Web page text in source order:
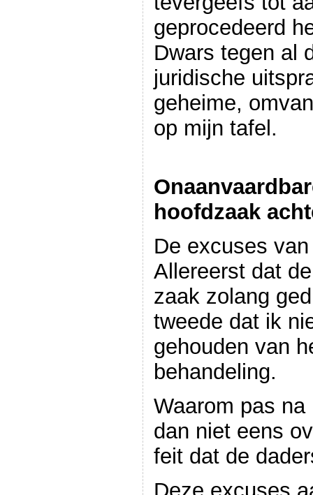
geprocedeerd
Dwars tegen al
juridische
geheime,
op mijn tafel.
hoofdzaak
De excuses
Allereerst dat
zaak zolang
tweede dat ik
gehouden van
behandeling.
Waarom pas
dan niet eens
feit dat de